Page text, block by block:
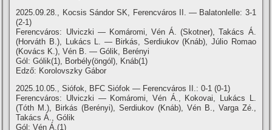
2025.09.28., Kocsis Sándor SK, Ferencváros II. — Balatonlelle: 3-1
(2-1)
Ferencváros: Ulviczki — Komáromi, Vén Á. (Skotner), Takács Á.
(Horváth B.), Lukács L. — Birkás, Serdiukov (Knáb), Júlio Romao
(Kovács K.), Vén B. — Gólik, Berényi
Gól: Gólik(1), Borbély(öngól), Knáb(1)
Edző: Korolovszky Gábor
2025.10.05., Siófok, BFC Siófok — Ferencváros II.: 0-1 (0-1)
Ferencváros: Ulviczki — Komáromi, Vén Á., Kokovai, Lukács L.
(Tóth M.), Birkás (Berényi), Serdiukov (Knáb), Vén B., Varga Zé.,
Takács Á., Gólik
Gól: Vén Á.(1)